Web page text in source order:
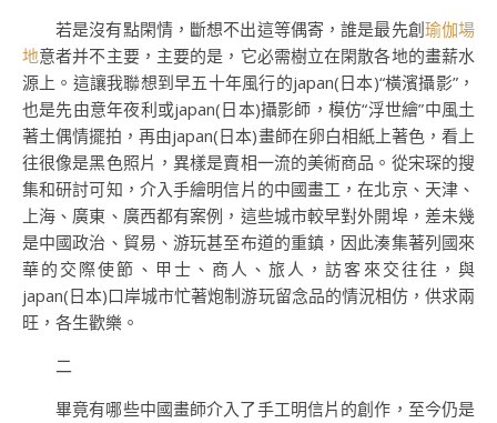
若是沒有點閑情，斷想不出這等偶寄，誰是最先創 瑜伽場
地意者并不主要，主要的是，它必需樹立在閑散各地的畫薪水
源上。這讓我聯想到早五十年風行的japan(日本)“橫濱攝影”，
也是先由意年夜利或japan(日本)攝影師，模仿“浮世繪”中風土
著土偶情擺拍，再由japan(日本)畫師在卵白相紙上著色，看上
往很像是黑色照片，異樣是賣相一流的美術商品。從宋琛的搜
集和研討可知，介入手繪明信片的中國畫工，在北京、天津、
上海、廣東、廣西都有案例，這些城市較早對外開埠，差未幾
是中國政治、貿易、游玩甚至布道的重鎮，因此湊集著列國來
華的交際使節、甲士、商人、旅人，訪客來交往往，與
japan(日本)口岸城市忙著炮制游玩留念品的情況相仿，供求兩
旺，各生歡樂。
二
畢竟有哪些中國畫師介入了手工明信片的創作，至今仍是